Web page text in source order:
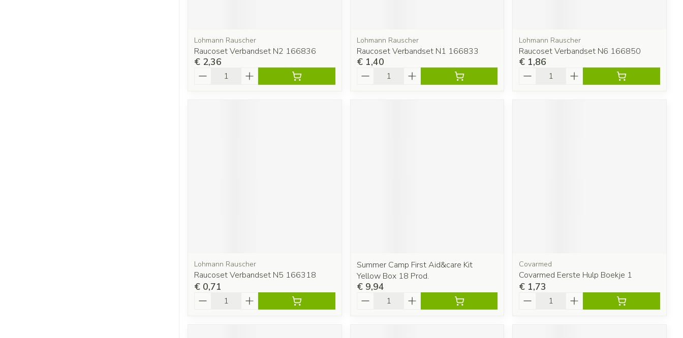
Lohmann Rauscher
Raucoset Verbandset N2 166836
€ 2,36
Lohmann Rauscher
Raucoset Verbandset N1 166833
€ 1,40
Lohmann Rauscher
Raucoset Verbandset N6 166850
€ 1,86
Lohmann Rauscher
Raucoset Verbandset N5 166318
€ 0,71
Summer Camp First Aid&care Kit
Yellow Box 18 Prod.
€ 9,94
Covarmed
Covarmed Eerste Hulp Boekje 1
€ 1,73